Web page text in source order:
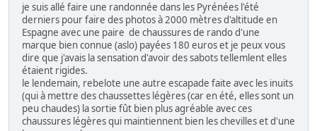
je suis allé faire une randonnée dans les Pyrénées l'été
derniers pour faire des photos à 2000 mètres d'altitude en
Espagne avec une paire de chaussures de rando d'une
marque bien connue (aslo) payées 180 euros et je peux vous
dire que j'avais la sensation d'avoir des sabots tellemlent elles
étaient rigides.
le lendemain, rebelote une autre escapade faite avec les inuits
(qui à mettre des chaussettes légères (car en été, elles sont un
peu chaudes) la sortie fût bien plus agréable avec ces
chaussures légères qui maintiennent bien les chevilles et d'une